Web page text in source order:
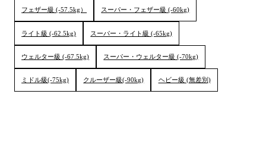
フェザー級 (-57.5kg） スーパー・フェザー級 (-60kg)
ライト級 (-62.5kg) スーパー・ライト級 (-65kg)
ウェルター級 (-67.5kg) スーパー・ウェルター級 (-70kg)
ミドル級(-75kg) クルーザー級(-90kg) ヘビー級 (無差別)